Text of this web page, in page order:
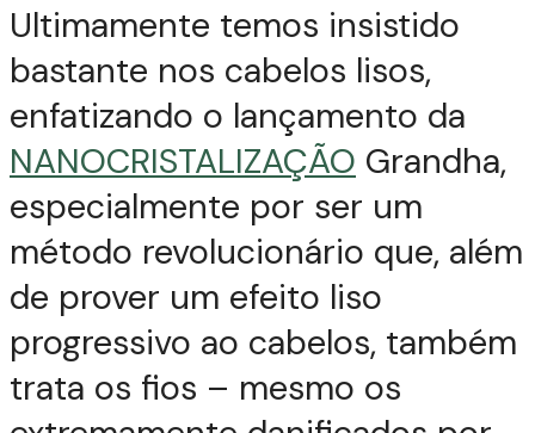
Ultimamente temos insistido
bastante nos cabelos lisos,
enfatizando o lançamento da
NANOCRISTALIZAÇÃO Grandha,
especialmente por ser um
método revolucionário que, além
de prover um efeito liso
progressivo ao cabelos, também
trata os fios – mesmo os